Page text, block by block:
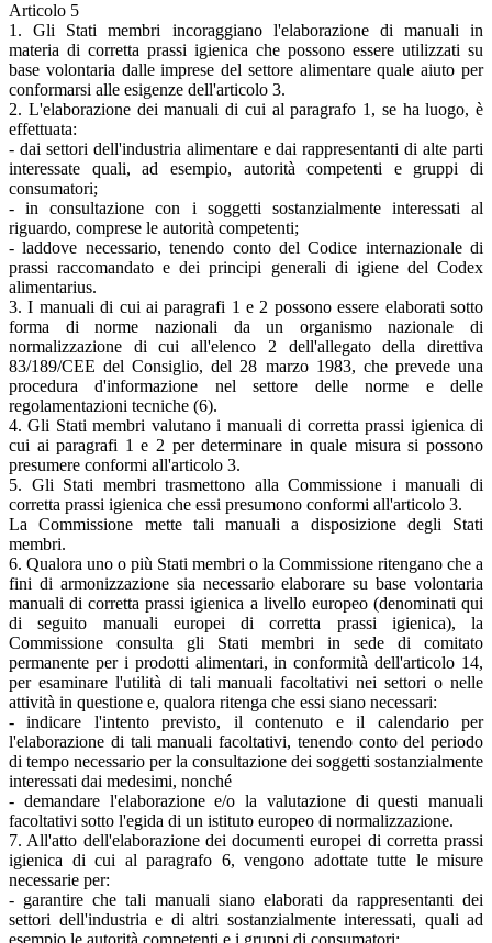
Articolo 5
1. Gli Stati membri incoraggiano l'elaborazione di manuali in
materia di corretta prassi igienica che possono essere utilizzati su
base volontaria dalle imprese del settore alimentare quale aiuto per
conformarsi alle esigenze dell'articolo 3.
2. L'elaborazione dei manuali di cui al paragrafo 1, se ha luogo, è
effettuata:
- dai settori dell'industria alimentare e dai rappresentanti di alte parti
interessate quali, ad esempio, autorità competenti e gruppi di
consumatori;
- in consultazione con i soggetti sostanzialmente interessati al
riguardo, comprese le autorità competenti;
- laddove necessario, tenendo conto del Codice internazionale di
prassi raccomandato e dei principi generali di igiene del Codex
alimentarius.
3. I manuali di cui ai paragrafi 1 e 2 possono essere elaborati sotto
forma di norme nazionali da un organismo nazionale di
normalizzazione di cui all'elenco 2 dell'allegato della direttiva
83/189/CEE del Consiglio, del 28 marzo 1983, che prevede una
procedura d'informazione nel settore delle norme e delle
regolamentazioni tecniche (6).
4. Gli Stati membri valutano i manuali di corretta prassi igienica di
cui ai paragrafi 1 e 2 per determinare in quale misura si possono
presumere conformi all'articolo 3.
5. Gli Stati membri trasmettono alla Commissione i manuali di
corretta prassi igienica che essi presumono conformi all'articolo 3.
La Commissione mette tali manuali a disposizione degli Stati
membri.
6. Qualora uno o più Stati membri o la Commissione ritengano che a
fini di armonizzazione sia necessario elaborare su base volontaria
manuali di corretta prassi igienica a livello europeo (denominati qui
di seguito manuali europei di corretta prassi igienica), la
Commissione consulta gli Stati membri in sede di comitato
permanente per i prodotti alimentari, in conformità dell'articolo 14,
per esaminare l'utilità di tali manuali facoltativi nei settori o nelle
attività in questione e, qualora ritenga che essi siano necessari:
- indicare l'intento previsto, il contenuto e il calendario per
l'elaborazione di tali manuali facoltativi, tenendo conto del periodo
di tempo necessario per la consultazione dei soggetti sostanzialmente
interessati dai medesimi, nonché
- demandare l'elaborazione e/o la valutazione di questi manuali
facoltativi sotto l'egida di un istituto europeo di normalizzazione.
7. All'atto dell'elaborazione dei documenti europei di corretta prassi
igienica di cui al paragrafo 6, vengono adottate tutte le misure
necessarie per:
- garantire che tali manuali siano elaborati da rappresentanti dei
settori dell'industria e di altri sostanzialmente interessati, quali ad